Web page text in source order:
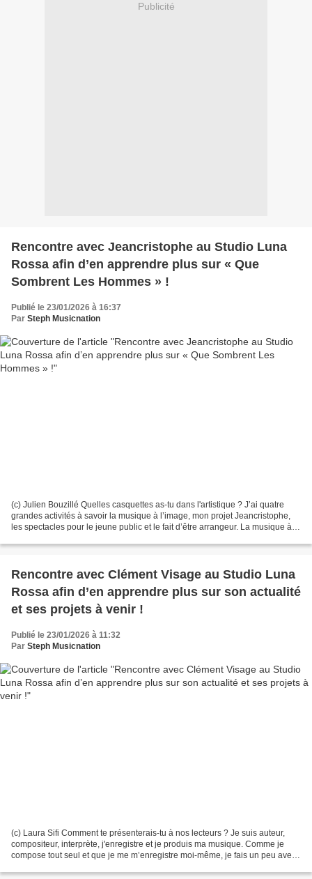
Publicité
Rencontre avec Jeancristophe au Studio Luna
Rossa afin d’en apprendre plus sur « Que
Sombrent Les Hommes » !
Publié le 23/01/2026 à 16:37
Par Steph Musicnation
(c) Julien Bouzillé Quelles casquettes as-tu dans l'artistique ? J’ai quatre
grandes activités à savoir la musique à l’image, mon projet Jeancristophe,
les spectacles pour le jeune public et le fait d’être arrangeur. La musique à
Rencontre avec Clément Visage au Studio Luna
Rossa afin d’en apprendre plus sur son actualité
et ses projets à venir !
Publié le 23/01/2026 à 11:32
Par Steph Musicnation
(c) Laura Sifi Comment te présenterais-tu à nos lecteurs ? Je suis auteur,
compositeur, interprète, j'enregistre et je produis ma musique. Comme je
compose tout seul et que je me m’enregistre moi-même, je fais un peu avec